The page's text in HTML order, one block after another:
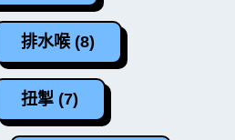
排水喉 (8)
扭掣 (7)